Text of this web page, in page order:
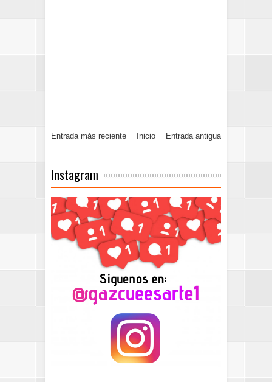
Entrada más reciente Entrada antigua
Inicio
Instagram